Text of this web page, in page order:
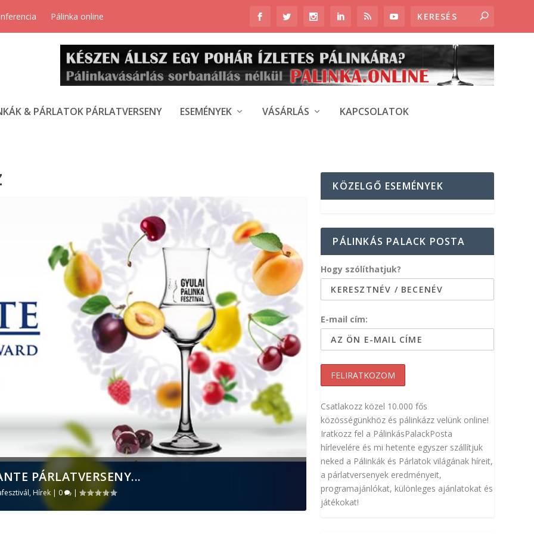
Pálinka online
& PÁRLATOK PÁRLATVERSENY ESEMÉNYEK VÁSÁRLÁS KAPCSOLATOK
PÁRLATVERSENY...
, Hírek | 0 |
KÖZELGŐ ESEMÉNYEK
PÁLINKÁS PALACK POSTA
Hogy szólíthatjuk?
E-mail cím:
Csatlakozz közel 10.000 fős
közösségünkhöz és pálinkázz velünk online!
Iratkozz fel a PálinkásPalackPosta
hírlevelére és mi hetente egyszer szállítjuk
neked a Pálinkák és Párlatok világának híreit,
a párlatversenyek eredményeit,
programajánlókat, különleges ajánlatokat és
játékokat!